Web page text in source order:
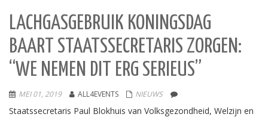
LACHGASGEBRUIK KONINGSDAG
BAART STAATSSECRETARIS ZORGEN:
“WE NEMEN DIT ERG SERIEUS”
MEI 01, 2019 ALL4EVENTS NIEUWS
Staatssecretaris Paul Blokhuis van Volksgezondheid, Welzijn en